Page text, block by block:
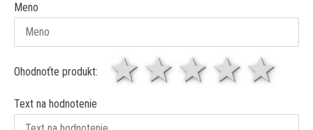
Meno
Ohodnoťte produkt: 4
3
2 hviezdy
1 hviezda
Text na hodnotenie